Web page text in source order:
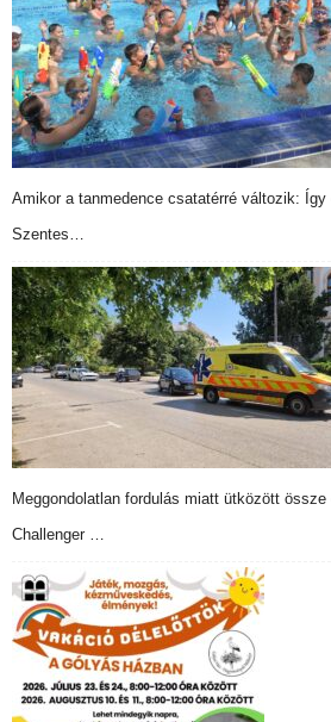
Amikor a tanmedence csatatérré változik:
Szentes…
Meggondolatlan fordulás miatt ütközött
Challenger …